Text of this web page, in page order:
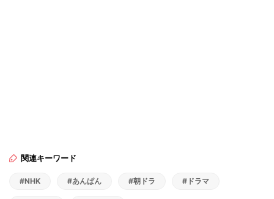
関連キーワード
#NHK #あんぱん #朝ドラ #ドラマ